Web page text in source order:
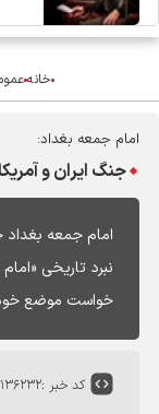
خانهعمومی
امام جمعه بغداد:
جنگ ایران و
امام جمعه بغداد
نبرد تاریخی
خواست موضع
کد خبر :۱۳۶۲۳۲